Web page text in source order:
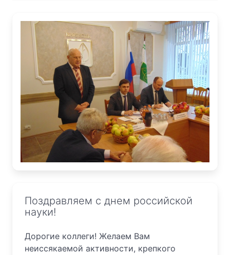
Поздравляем с днем российской
науки!
Дорогие коллеги! Желаем Вам
неиссякаемой активности, крепкого